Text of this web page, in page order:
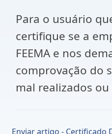
Para o usuário
certifique se a
FEEMA e nos
comprovação do
mal realizados
Enviar artigo - Certificado